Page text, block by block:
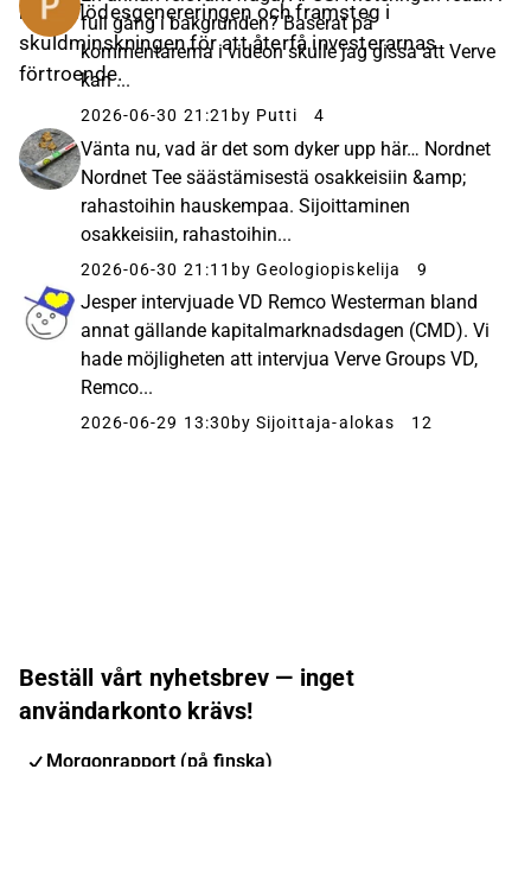
kassaflödesgenereringen och framsteg i
skuldminskningen för att återfå investerarnas
förtroende.
full gång i bakgrunden? Baserat på
kommentarerna i videon skulle jag gissa att Verve
kan ...
2026-06-30 21:21 by Putti 4
Vänta nu, vad är det som dyker upp här… Nordnet
Nordnet Tee säästämisestä osakkeisiin &amp;
rahastoihin hauskempaa. Sijoittaminen
osakkeisiin, rahastoihin...
2026-06-30 21:11 by Geologiopiskelija 9
Jesper intervjuade VD Remco Westerman bland
annat gällande kapitalmarknadsdagen (CMD). Vi
hade möjligheten att intervjua Verve Groups VD,
Remco...
2026-06-29 13:30 by Sijoittaja-alokas 12
Beställ vårt nyhetsbrev — inget
användarkonto krävs!
Morgonrapport (på finska)